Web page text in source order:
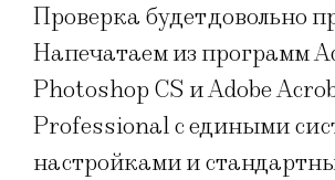
Проверка будет довольно
Напечатаем из программ
Photoshop CS и Adobe
Professional с едиными
настройками и